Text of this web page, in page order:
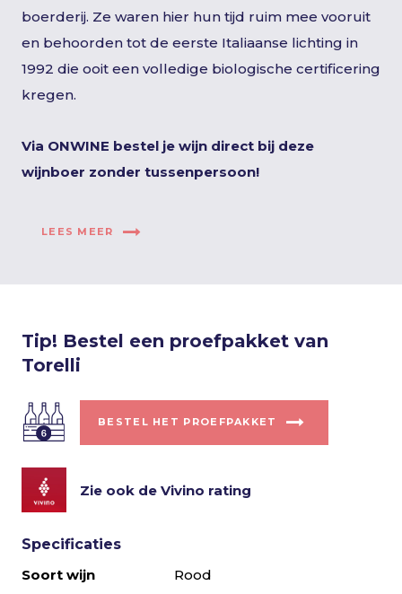
boerderij. Ze waren hier hun tijd ruim mee vooruit
en behoorden tot de eerste Italiaanse lichting in
1992 die ooit een volledige biologische certificering
kregen.
Via ONWINE bestel je wijn direct bij deze
wijnboer zonder tussenpersoon!
LEES MEER
Tip! Bestel een proefpakket van
Torelli
BESTEL HET PROEFPAKKET
Zie ook de Vivino rating
Specificaties
Soort wijn
Rood